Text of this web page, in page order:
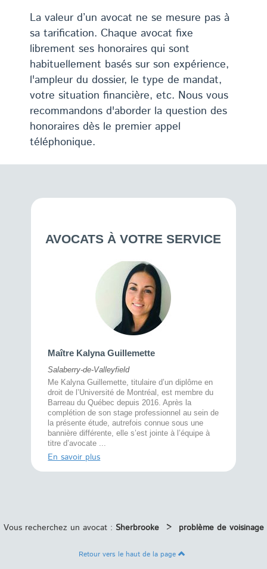
La valeur d’un avocat ne se mesure pas à
sa tarification. Chaque avocat fixe
librement ses honoraires qui sont
habituellement basés sur son expérience,
l'ampleur du dossier, le type de mandat,
votre situation financière, etc. Nous vous
recommandons d'aborder la question des
honoraires dès le premier appel
téléphonique.
AVOCATS À VOTRE SERVICE
Maître Kalyna Guillemette
Salaberry-de-Valleyfield
Me Kalyna Guillemette, titulaire d’un diplôme en
droit de l’Université de Montréal, est membre du
Barreau du Québec depuis 2016. Après la
complétion de son stage professionnel au sein de
la présente étude, autrefois connue sous une
bannière différente, elle s’est jointe à l’équipe à
titre d’avocate ...
En savoir plus
Vous recherchez un avocat : Sherbrooke > problème de voisinage
Retour vers le haut de la page